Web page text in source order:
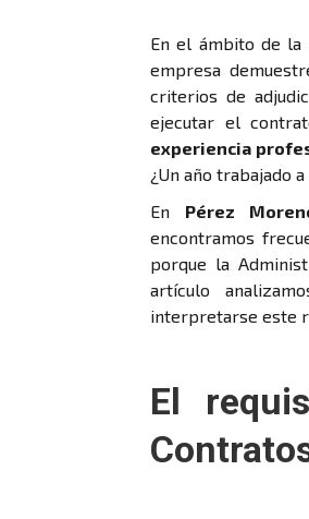
En el ámbito de la
empresa
criterios de
ejecutar el
experiencia
¿Un año trabajado
En Pérez
encontramos
porque la
artículo
interpretarse este
El